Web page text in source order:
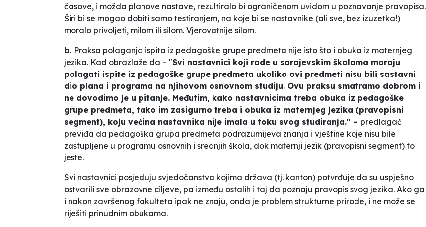
časove, i možda planove nastave, rezultiralo bi ograničenom uvidom u poznavanje pravopisa.
Širi bi se mogao dobiti samo testiranjem, na koje bi se nastavnike (ali sve, bez izuzetka!)
moralo privoljeti, milom ili silom. Vjerovatnije silom.
b. Praksa polaganja ispita iz pedagoške grupe predmeta nije isto što i obuka iz maternjeg
jezika. Kad obrazlaže da – "Svi nastavnici koji rade u sarajevskim školama moraju
polagati ispite iz pedagoške grupe predmeta ukoliko ovi predmeti nisu bili sastavni
dio plana i programa na njihovom osnovnom studiju. Ovu praksu smatramo dobrom i
ne dovodimo je u pitanje. Međutim, kako nastavnicima treba obuka iz pedagoške
grupe predmeta, tako im zasigurno treba i obuka iz maternjeg jezika (pravopisni
segment), koju većina nastavnika nije imala u toku svog studiranja." – predlagač
previđa da pedagoška grupa predmeta podrazumijeva znanja i vještine koje nisu bile
zastupljene u programu osnovnih i srednjih škola, dok maternji jezik (pravopisni segment) to
jeste.
Svi nastavnici posjeduju svjedočanstva kojima država (tj. kanton) potvrđuje da su uspješno
ostvarili sve obrazovne ciljeve, pa između ostalih i taj da poznaju pravopis svog jezika. Ako ga
i nakon završenog fakulteta ipak ne znaju, onda je problem strukturne prirode, i ne može se
riješiti prinudnim obukama.